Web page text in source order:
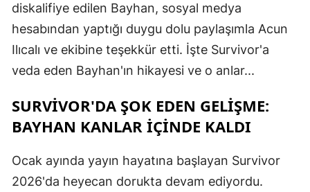
diskalifiye edilen Bayhan, sosyal medya
hesabından yaptığı duygu dolu paylaşımla Acun
Ilıcalı ve ekibine teşekkür etti. İşte Survivor'a
veda eden Bayhan'ın hikayesi ve o anlar...
SURVIVOR'DA ŞOK EDEN GELIŞME:
BAYHAN KANLAR İÇINDE KALDI
Ocak ayında yayın hayatına başlayan Survivor
2026'da heyecan dorukta devam ediyordu.